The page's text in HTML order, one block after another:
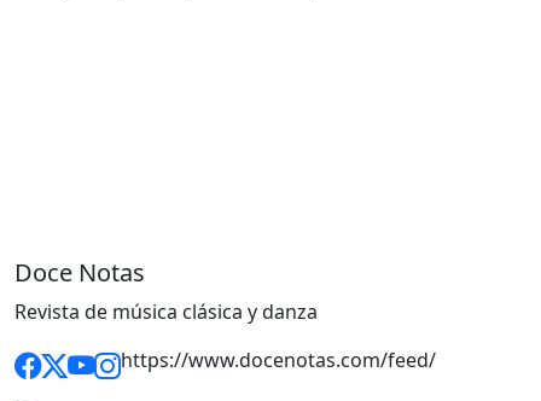
Doce Notas
Revista de música clásica y danza
https://www.docenotas.com/feed/